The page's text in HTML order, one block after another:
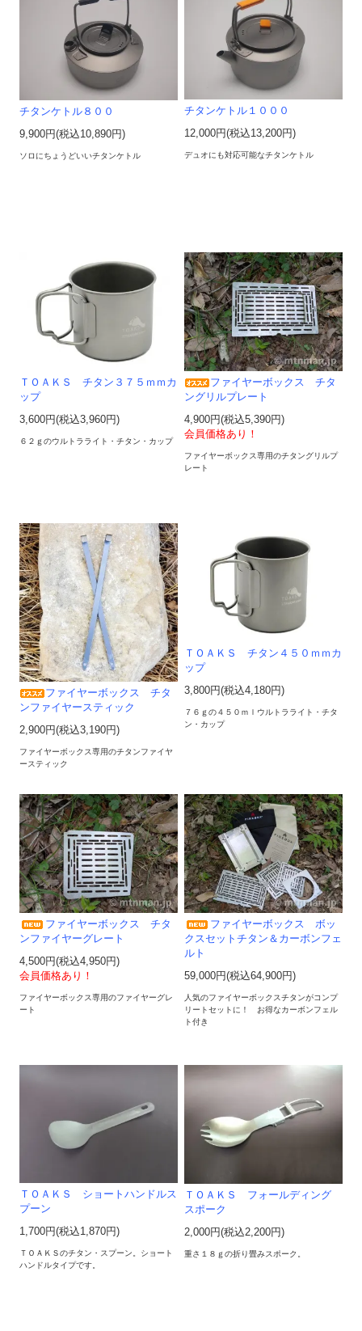
チタンケトル８００
9,900円(税込10,890円)
ソロにちょうどいいチタンケトル
チタンケトル１０００
12,000円(税込13,200円)
デュオにも対応可能なチタンケトル
ＴＯＡＫＳ チタン３７５ｍｍカ
ップ
3,600円(税込3,960円)
６２ｇのウルトラライト・チタン・カップ
ファイヤーボックス チタ
ングリルプレート
4,900円(税込5,390円)
会員価格あり！
ファイヤーボックス専用のチタングリルプ
レート
ファイヤーボックス チタ
ンファイヤースティック
2,900円(税込3,190円)
ファイヤーボックス専用のチタンファイヤ
ースティック
ＴＯＡＫＳ チタン４５０ｍｍカ
ップ
3,800円(税込4,180円)
７６ｇの４５０ｍｌウルトラライト・チタ
ン・カップ
ファイヤーボックス チタ
ンファイヤーグレート
4,500円(税込4,950円)
会員価格あり！
ファイヤーボックス専用のファイヤーグレ
ート
ファイヤーボックス ボッ
クスセットチタン＆カーボンフェ
ルト
59,000円(税込64,900円)
人気のファイヤーボックスチタンがコンプ
リートセットに！ お得なカーボンフェル
ト付き
ＴＯＡＫＳ ショートハンドルス
プーン
1,700円(税込1,870円)
ＴＯＡＫＳのチタン・スプーン。ショート
ハンドルタイプです。
ＴＯＡＫＳ フォールディング
スポーク
2,000円(税込2,200円)
重さ１８ｇの折り畳みスポーク。